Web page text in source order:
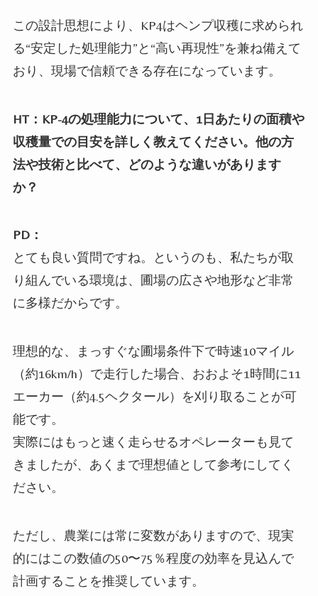
この設計思想により、KP4はヘンプ収穫に求められ
る“安定した処理能力”と“高い再現性”を兼ね備えて
おり、現場で信頼できる存在になっています。
HT：KP-4の処理能力について、1日あたりの面積や
収穫量での目安を詳しく教えてください。他の方
法や技術と比べて、どのような違いがあります
か？
PD：
とても良い質問ですね。というのも、私たちが取
り組んでいる環境は、圃場の広さや地形など非常
に多様だからです。
理想的な、まっすぐな圃場条件下で時速10マイル
（約16km/h）で走行した場合、おおよそ1時間に11
エーカー（約4.5ヘクタール）を刈り取ることが可
能です。
実際にはもっと速く走らせるオペレーターも見て
きましたが、あくまで理想値として参考にしてく
ださい。
ただし、農業には常に変数がありますので、現実
的にはこの数値の50〜75％程度の効率を見込んで
計画することを推奨しています。